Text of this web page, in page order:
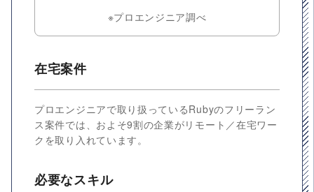
※プロエンジニア調べ
在宅案件
プロエンジニアで取り扱っているRubyのフリーラン
ス案件では、およそ9割の企業がリモート／在宅ワー
クを取り入れています。
必要なスキル